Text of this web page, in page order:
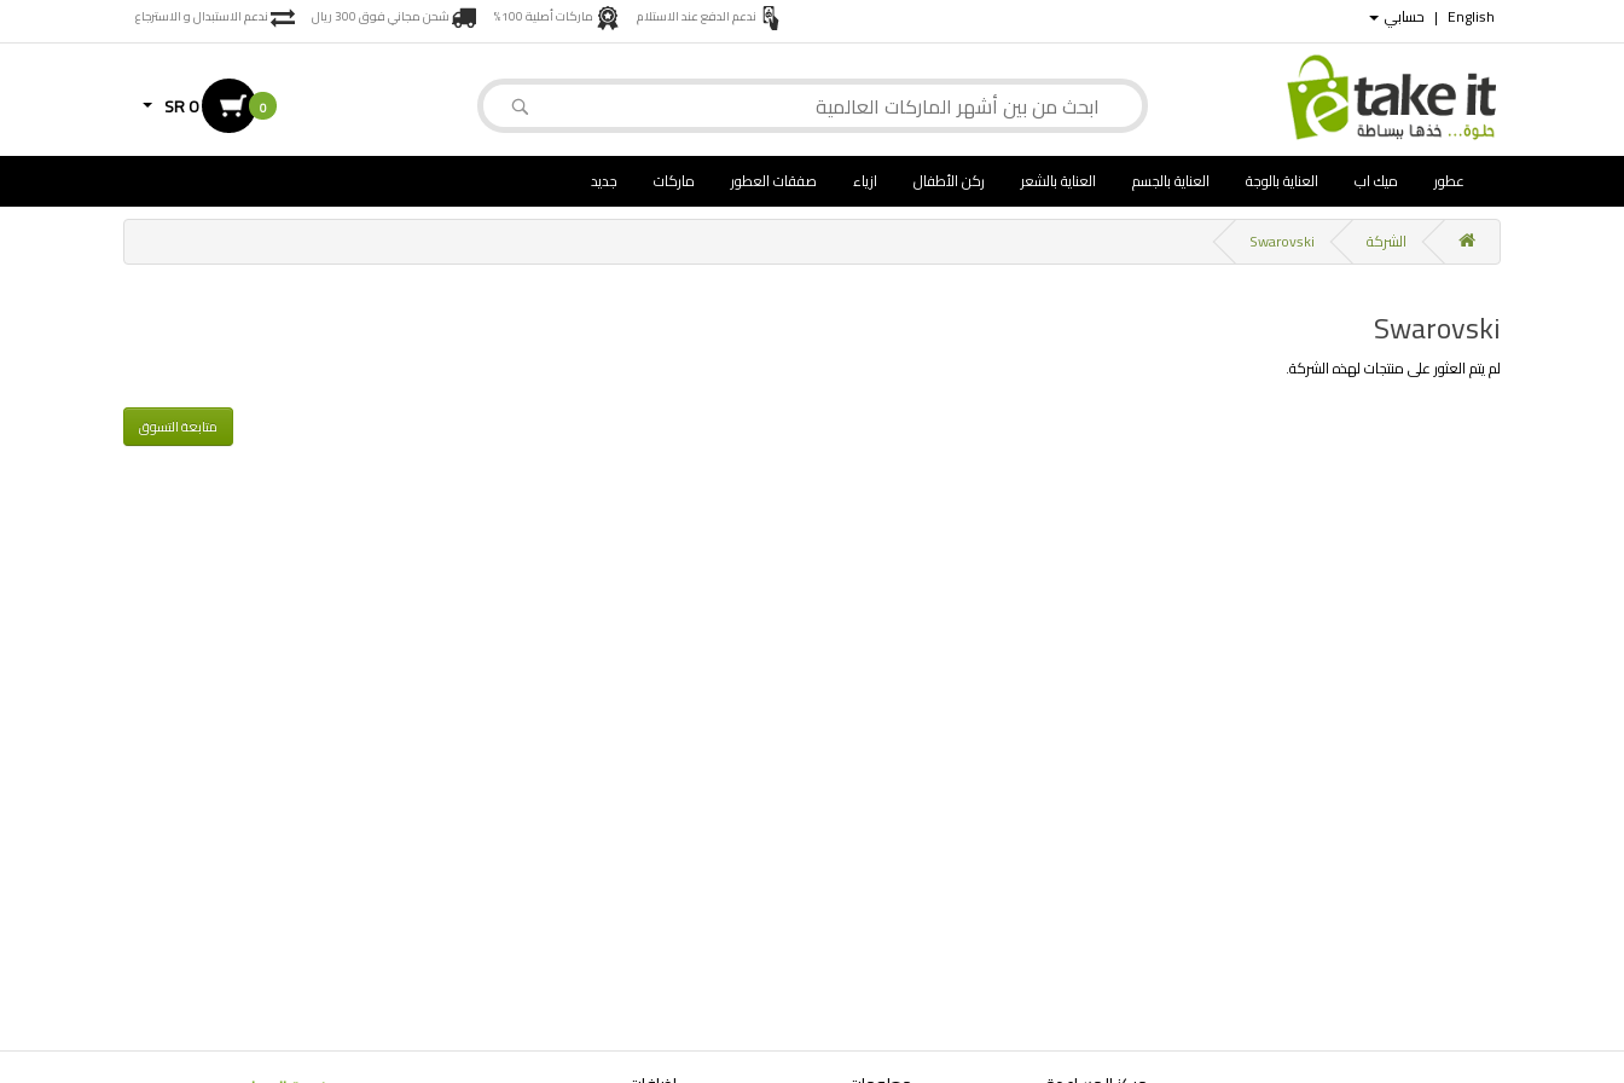
English
| حسابي ندعم الدفع عند الاستلام ماركات أصلية 100% شحن مجاني فوق 300 ريال ندعم الاستبدال و الاسترجاع
0
SR 0
عطور ميك اب العناية بالوجة العناية بالجسم العناية بالشعر ركن الأطفال ازياء صفقات العطور ماركات جديد
الشركة Swarovski
Swarovski
لم يتم العثور على منتجات لهذه الشركة.
متابعة التسوق